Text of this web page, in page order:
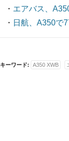
・ エアバス、
・ 日航、A350で
キーワード: A350 XWB